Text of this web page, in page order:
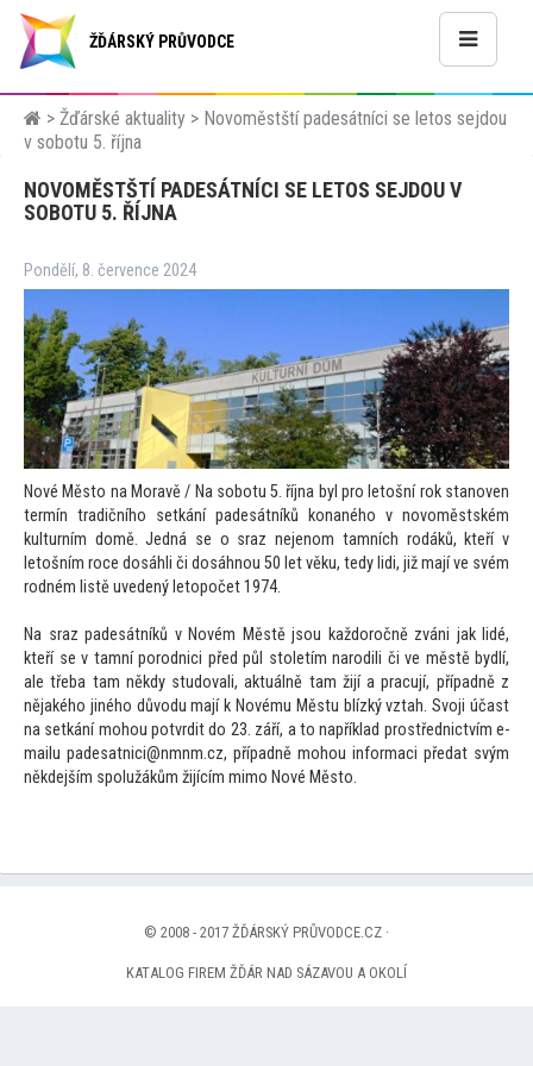
ŽĎÁRSKÝ PRŮVODCE
> Žďárské aktuality > Novoměstští padesátníci se letos sejdou
v sobotu 5. října
NOVOMĚSTŠTÍ PADESÁTNÍCI SE LETOS SEJDOU V
SOBOTU 5. ŘÍJNA
Pondělí, 8. července 2024
Nové Město na Moravě / Na sobotu 5. října byl pro letošní rok stanoven
termín tradičního setkání padesátníků konaného v novoměstském
kulturním domě. Jedná se o sraz nejenom tamních rodáků, kteří v
letošním roce dosáhli či dosáhnou 50 let věku, tedy lidi, již mají ve svém
rodném listě uvedený letopočet 1974.
Na sraz padesátníků v Novém Městě jsou každoročně zváni jak lidé,
kteří se v tamní porodnici před půl stoletím narodili či ve městě bydlí,
ale třeba tam někdy studovali, aktuálně tam žijí a pracují, případně z
nějakého jiného důvodu mají k Novému Městu blízký vztah. Svoji účast
na setkání mohou potvrdit do 23. září, a to například prostřednictvím e-
mailu padesatnici@nmnm.cz, případně mohou informaci předat svým
někdejším spolužákům žijícím mimo Nové Město.
© 2008 - 2017 ŽĎÁRSKÝ PRŮVODCE.CZ ·
KATALOG FIREM ŽĎÁR NAD SÁZAVOU A OKOLÍ